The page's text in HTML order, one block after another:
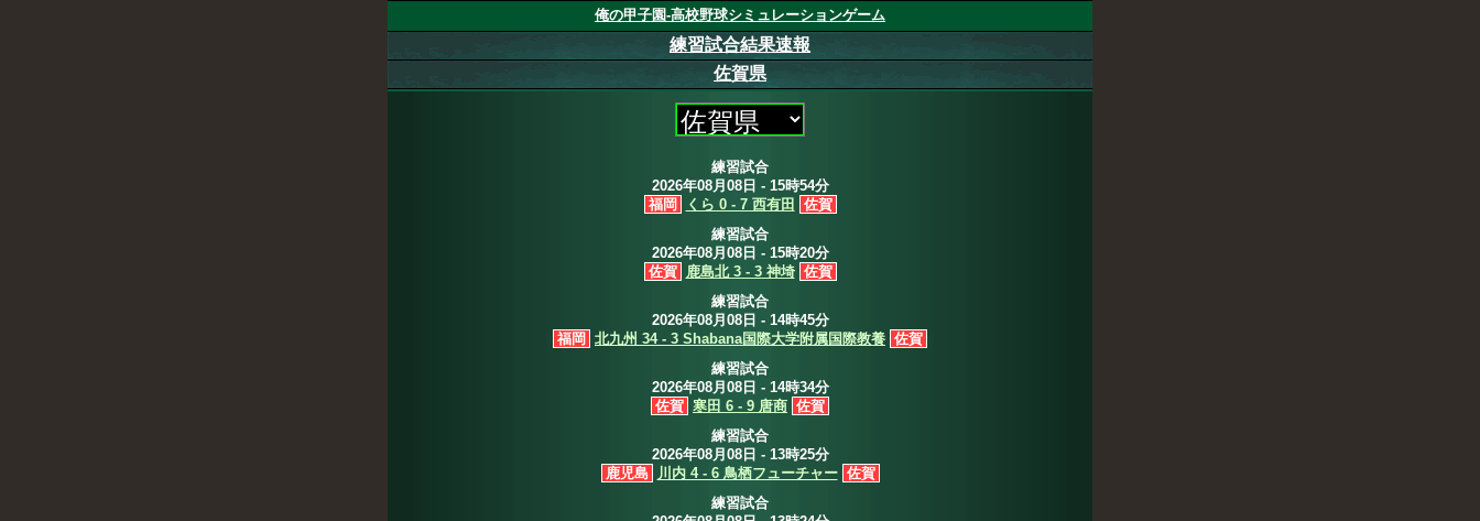
俺の甲子園-高校野球シミュレーションゲーム
練習試合結果速報
佐賀県
練習試合
2026年08月08日 - 15時54分
福岡
くら 0 - 7 西有田
佐賀
練習試合
2026年08月08日 - 15時20分
佐賀
鹿島北 3 - 3 神埼 佐賀
練習試合
2026年08月08日 - 14時45分
福岡
北九州 34 - 3 Shabana国際大学附属国際教養 佐賀
練習試合
2026年08月08日 - 14時34分
佐賀 寒田 6 - 9 唐商 佐賀
練習試合
2026年08月08日 - 13時25分
鹿児島
川内 4 - 6 鳥栖フューチャー 佐賀
練習試合